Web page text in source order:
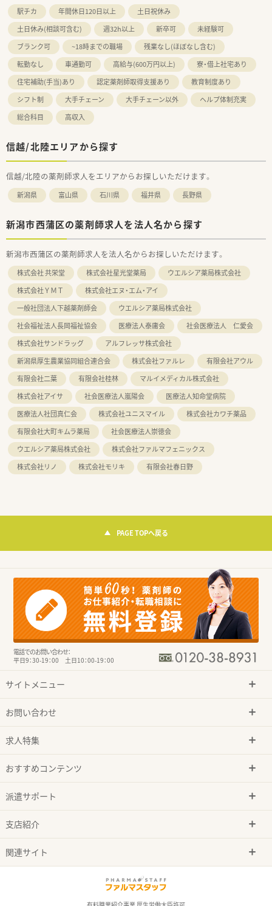
駅チカ 年間休日120日以上
土日祝休み
土日休み(相談可含む)
週32h以上 新卒可
未経験可
ブランク可
~18時までの職場
残業なし(ほぼなし含む)
転勤なし
車通勤可 高給与(600万円以上)
寮・借上社宅あり
住宅補助(手当)あり
認定薬剤師取得支援あり
教育制度あり
シフト制
大手チェーン 大手チェーン以外
ヘルプ体制充実
総合科目
高収入
信越/北陸エリアから探す
信越/北陸の薬剤師求人をエリアからお探しいただけます。
新潟県 富山県 石川県 福井県 長野県
新潟市西蒲区の薬剤師求人を法人名から探す
新潟市西蒲区の薬剤師求人を法人名からお探しいただけます。
株式会社 共栄堂 株式会社星光堂薬局
ウエルシア薬局株式会社
株式会社ＹＭＴ
株式会社エヌ・エム・アイ
一般社団法人下越薬剤師会
ウエルシア薬局株式会社
社会福祉法人長岡福祉協会
医療法人泰庸会
社会医療法人 仁愛会
株式会社サンドラッグ
アルフレッサ株式会社
新潟県厚生農業協同組合連合会
株式会社ファルレ
有限会社アウル
有限会社二葉
有限会社桂林
マルイメディカル株式会社
株式会社アイサ
社会医療法人嵐陽会
医療法人知命堂病院
医療法人社団真仁会
株式会社ユニスマイル
株式会社カワチ薬品
有限会社大町キムラ薬局
社会医療法人崇徳会
ウエルシア薬局株式会社
株式会社ファルマフェニックス
株式会社リノ
株式会社モリキ 有限会社春日野
PAGE TOPへ戻る
電話でのお問い合わせ：
平日9：30-19：00 土日10：00-19：00
サイトメニュー
お問い合わせ
求人特集
おすすめコンテンツ
派遣サポート
支店紹介
関連サイト